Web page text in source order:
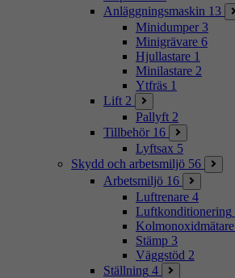
Anläggningsmaskin 13
Minidumper 3
Minigrävare 6
Hjullastare 1
Minilastare 2
Ytfräs 1
Lift 2
Pallyft 2
Tillbehör 16
Lyftsax 5
Skydd och arbetsmiljö 56
Arbetsmiljö 16
Luftrenare 4
Luftkonditionering
Kolmonoxidmätare
Stämp 3
Väggstöd 2
Ställning 4